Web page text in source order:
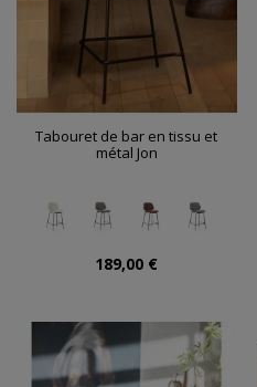
Tabouret de bar en tissu et
métal Jon
189,00 €